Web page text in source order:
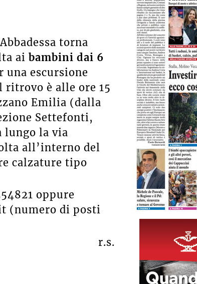
torna
ai bambini dai 6
una escursione
è alle ore 15
Emilia (dalla
Settefonti,
lungo la via
all’interno del
calzature tipo
oppure
(numero di posti
r.s.